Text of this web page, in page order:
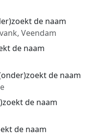
de naam
Veendam
de naam
de naam
de naam
de naam